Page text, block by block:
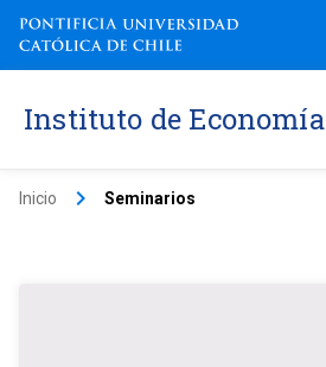
Instituto de Economía
Inicio keyboard_arrow_right Seminarios